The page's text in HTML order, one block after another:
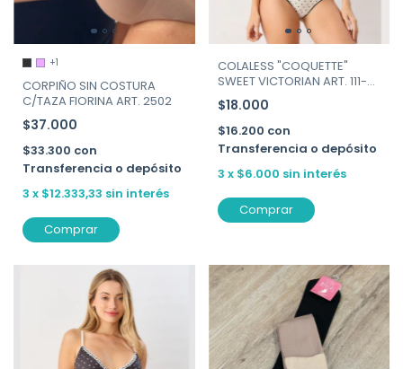
+1
CORPIÑO SIN COSTURA
C/TAZA FIORINA ART. 2502
$37.000
$33.300 con
Transferencia o depósito
3 x $12.333,33 sin interés
Comprar
COLALESS "COQUETTE"
SWEET VICTORIAN ART. 111-
212
$18.000
$16.200 con
Transferencia o depósito
3 x $6.000 sin interés
Comprar